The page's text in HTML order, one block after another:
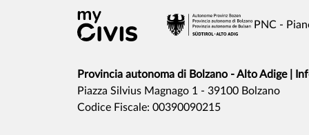
PNC -
Provincia autonoma di Bolzano - Alto Adige |
Piazza Silvius Magnago 1 - 39100 Bolzano
Codice Fiscale: 00390090215